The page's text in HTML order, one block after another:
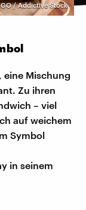
/ Addictive Stock
eine Mischung
Zu ihren
– viel
auf weichem
Symbol
in seinem